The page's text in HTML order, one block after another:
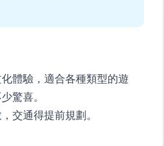
體驗，適合各種類型的遊
驚喜。
交通得提前規劃。